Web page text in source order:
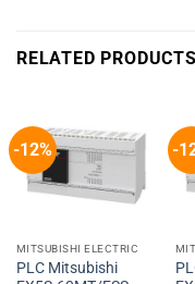
RELATED PRODUCTS
-12%
MITSUBISHI ELECTRIC
PLC Mitsubishi
-